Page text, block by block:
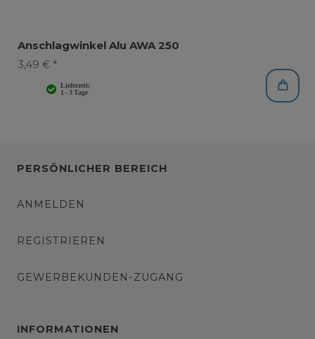
Anschlagwinkel Alu AWA 250
3,49 € *
PERSÖNLICHER BEREICH
ANMELDEN
REGISTRIEREN
GEWERBEKUNDEN-ZUGANG
INFORMATIONEN